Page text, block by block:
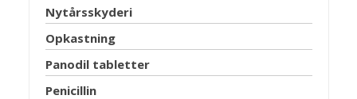
Nytårsskyderi
Opkastning
Panodil tabletter
Penicillin